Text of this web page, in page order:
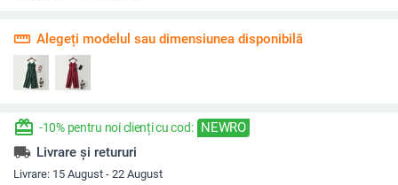
straighten Alegeți modelul sau dimensiunea disponibilă
redeem -10% pentru noi clienți cu cod: NEWRO
local_shipping Livrare și retururi
Livrare: 15 August - 22 August